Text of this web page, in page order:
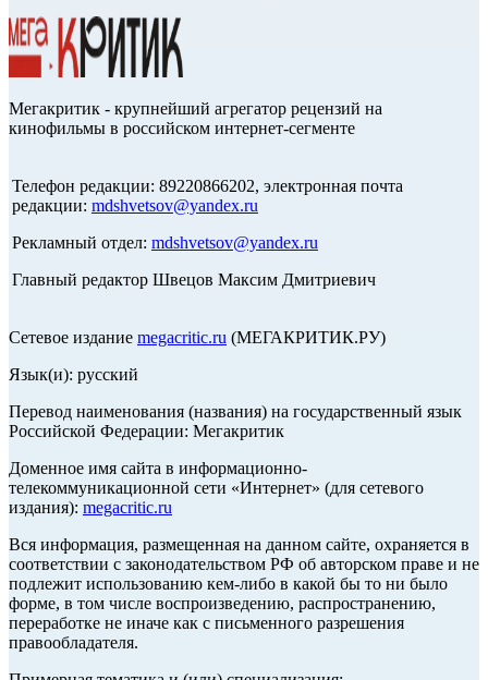
Мегакритик - крупнейший агрегатор рецензий на
кинофильмы в российском интернет-сегменте
Телефон редакции: 89220866202, электронная почта
редакции: mdshvetsov@yandex.ru
Рекламный отдел: mdshvetsov@yandex.ru
Главный редактор Швецов Максим Дмитриевич
Сетевое издание megacritic.ru (МЕГАКРИТИК.РУ)
Язык(и): русский
Перевод наименования (названия) на государственный язык
Российской Федерации: Мегакритик
Доменное имя сайта в информационно-
телекоммуникационной сети «Интернет» (для сетевого
издания): megacritic.ru
Вся информация, размещенная на данном сайте, охраняется в
соответствии с законодательством РФ об авторском праве и не
подлежит использованию кем-либо в какой бы то ни было
форме, в том числе воспроизведению, распространению,
переработке не иначе как с письменного разрешения
правообладателя.